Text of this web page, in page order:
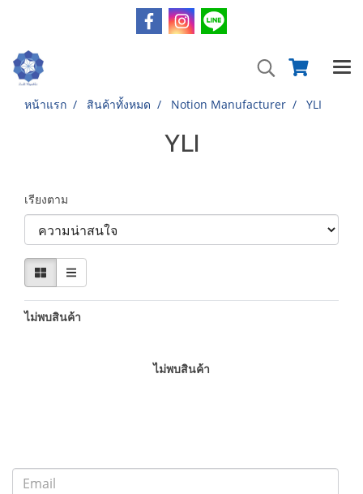
หน้าแรก สินค้าทั้งหมด Notion Manufacturer YLI
YLI
เรียงตาม
ไม่พบสินค้า
ไม่พบสินค้า